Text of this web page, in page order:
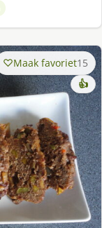
Maak favoriet15
👍